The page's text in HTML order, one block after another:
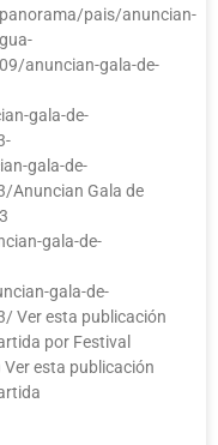
pais/anuncian-
anuncian-gala-de-
gala-de-
gala-de-
Anuncian Gala de
gala-de-
gala-de-
Ver esta publicación
por Festival
esta publicación